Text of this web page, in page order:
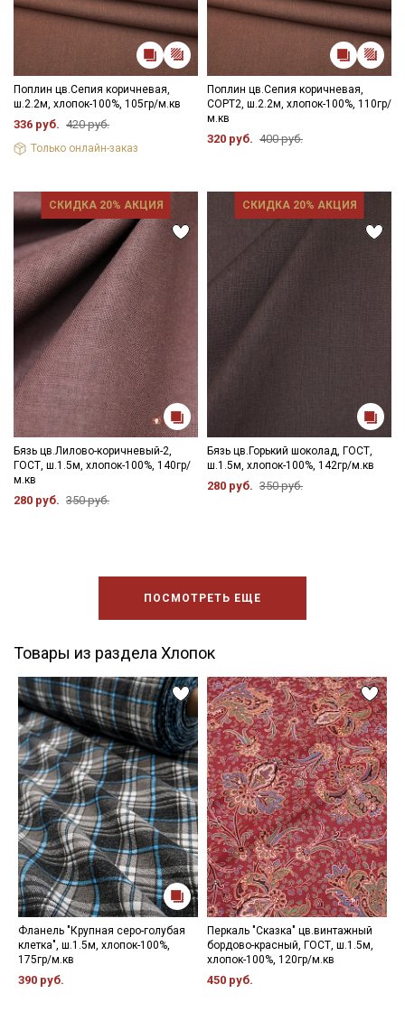
Поплин цв.Сепия коричневая,
ш.2.2м, хлопок-100%, 105гр/м.кв
336 руб. 420 руб.
Только онлайн-заказ
Поплин цв.Сепия коричневая,
СОРТ2, ш.2.2м, хлопок-100%, 110гр/
м.кв
320 руб. 400 руб.
СКИДКА 20% АКЦИЯ
Бязь цв.Лилово-коричневый-2,
ГОСТ, ш.1.5м, хлопок-100%, 140гр/
м.кв
280 руб. 350 руб.
СКИДКА 20% АКЦИЯ
Бязь цв.Горький шоколад, ГОСТ,
ш.1.5м, хлопок-100%, 142гр/м.кв
280 руб. 350 руб.
ПОСМОТРЕТЬ ЕЩЕ
Товары из раздела Хлопок
Фланель "Крупная серо-голубая
клетка", ш.1.5м, хлопок-100%,
175гр/м.кв
390 руб.
Перкаль "Сказка" цв.винтажный
бордово-красный, ГОСТ, ш.1.5м,
хлопок-100%, 120гр/м.кв
450 руб.